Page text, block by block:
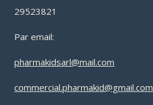
29523821
Par email:
pharmakidsarl@mail.com
commercial.pharmakid@gmail.com